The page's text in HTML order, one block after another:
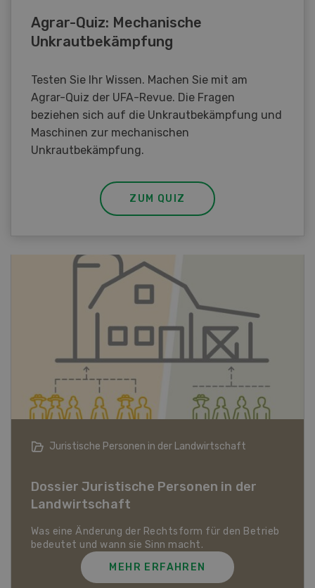
Agrar-Quiz: Mechanische
Unkrautbekämpfung
Testen Sie Ihr Wissen. Machen Sie mit am
Agrar-Quiz der UFA-Revue. Die Fragen
beziehen sich auf die Unkrautbekämpfung und
Maschinen zur mechanischen
Unkrautbekämpfung.
ZUM QUIZ
Bio-Artikel
Dossier Bio-Artikel
MEHR ERFAHREN